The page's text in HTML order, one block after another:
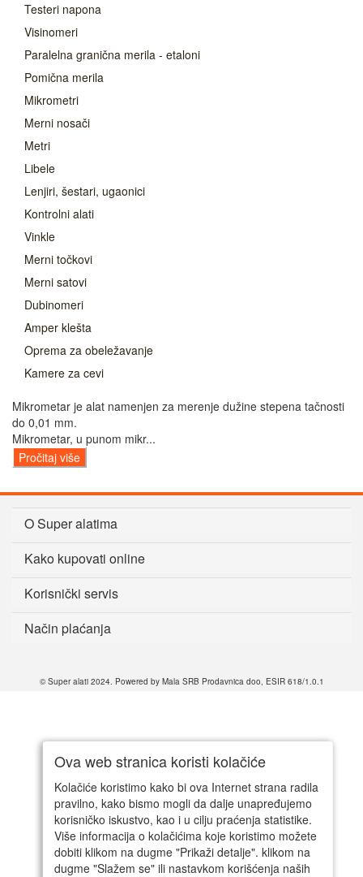
Testeri napona
Visinomeri
Paralelna granična merila - etaloni
Pomična merila
Mikrometri
Merni nosači
Metri
Libele
Lenjiri, šestari, ugaonici
Kontrolni alati
Vinkle
Merni točkovi
Merni satovi
Dubinomeri
Amper klešta
Oprema za obeležavanje
Kamere za cevi
Mikrometar je alat namenjen za merenje dužine stepena tačnosti
do 0,01 mm.
Mikrometar, u punom mikr...
Pročitaj više
O Super alatima
Kako kupovati online
Korisnički servis
Način plaćanja
© Super alati 2024. Powered by Mala SRB Prodavnica doo, ESIR 618/1.0.1
Ova web stranica koristi kolačiće
Kolačiće koristimo kako bi ova Internet strana radila
pravilno, kako bismo mogli da dalje unapređujemo
korisničko iskustvo, kao i u cilju praćenja statistike.
Više informacija o kolačićima koje koristimo možete
dobiti klikom na dugme "Prikaži detalje". klikom na
dugme "Slažem se" ili nastavkom korišćenja naših